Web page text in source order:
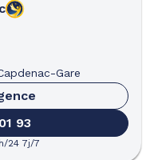
Gare
93
24 7j/7